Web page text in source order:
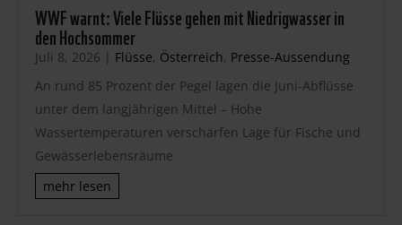
WWF warnt: Viele Flüsse gehen mit Niedrigwasser in
den Hochsommer
Juli 8, 2026 | Flüsse, Österreich, Presse-Aussendung
An rund 85 Prozent der Pegel lagen die Juni-Abflüsse
unter dem langjährigen Mittel – Hohe
Wassertemperaturen verschärfen Lage für Fische und
Gewässerlebensräume
mehr lesen